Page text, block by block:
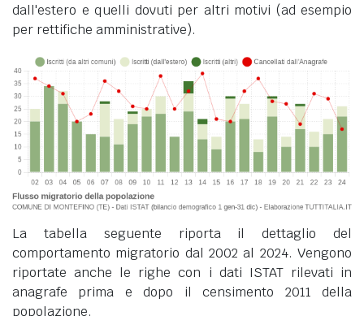
dall'estero e quelli dovuti per altri motivi (ad esempio
per rettifiche amministrative).
La tabella seguente riporta il dettaglio del
comportamento migratorio dal 2002 al 2024. Vengono
riportate anche le righe con i dati ISTAT rilevati in
anagrafe prima e dopo il censimento 2011 della
popolazione.